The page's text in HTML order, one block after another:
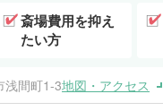
斎場費用を抑え
たい方
浅間町1-3地図・アクセス